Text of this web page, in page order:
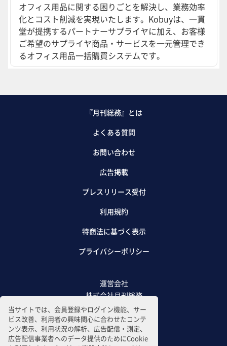
当サイトでは、会員登録やログイン機能、サー
ビス改善、利用者の興味関心に合わせたコンテ
ンツ表示、利用状況の解析、広告配信・測定、
広告配信事業者へのデータ提供のためにCookie
オフィス用品に関する困りごとを解決し、業務効率
化とコスト削減を実現いたします。Kobuyは、一貫
堂が提携するパートナーサプライヤに加え、お客様
ご希望のサプライヤ商品・サービスを一元管理でき
るオフィス用品一括購買システムです。
『月刊総務』とは
よくある質問
お問い合わせ
広告掲載
プレスリリース受付
利用規約
特商法に基づく表示
プライバシーポリシー
運営会社
株式会社月刊総務